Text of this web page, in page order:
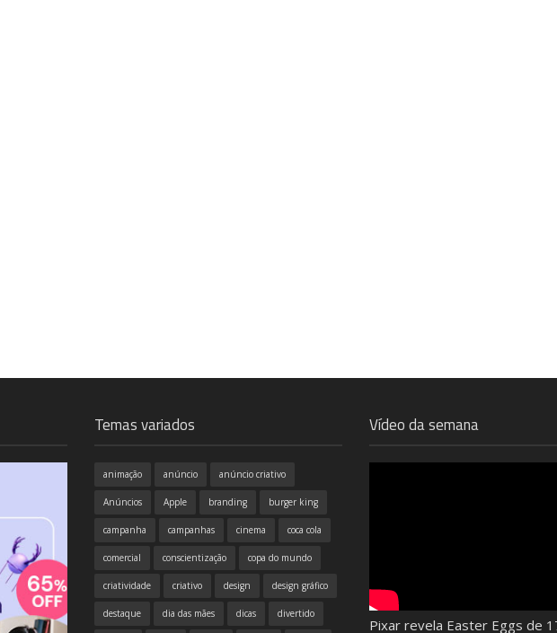
Temas variados
animação anúncio anúncio criativo
Anúncios Apple branding burger king
campanha campanhas cinema coca cola
comercial conscientização copa do mundo
criatividade criativo design design gráfico
destaque dia das mães dicas divertido
Vídeo da semana
Pixar revela Easter Eggs de